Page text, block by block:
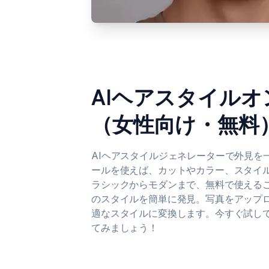
AIヘアスタイル
（女性向け・無料
AIヘアスタイルジェネレーターで外見を
ールを使えば、カットやカラー、スタイ
ラシックからモダンまで、無料で使える
のスタイルを簡単に発見。写真をアップ
適なスタイルに変換します。今すぐ試し
てみましょう！